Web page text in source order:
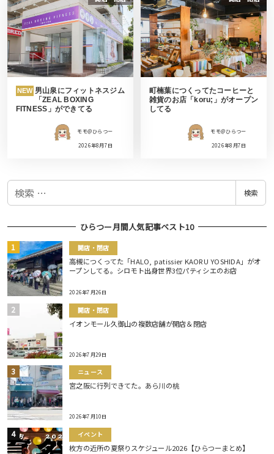
NEW 男山泉にフィットネスジム
「ZEAL BOXING
FITNESS」ができてる
モモ＠ひらつー
2026年8月7日
町楠葉につくってたコーヒーと
雑貨のお店「koru;」がオープン
してる
モモ＠ひらつー
2026年8月7日
検
検索
ひらつー月間人気記事ベスト10
開店・閉店
高槻につくってた「HALO, patissier KAORU YOSHIDA」がオ
ープンしてる。シロモト出身世界3位パティシエのお店
2026年7月26日
開店・閉店
イオンモール久御山の複数店舗が開店＆閉店
2026年7月29日
ニュース
宮之阪に行列できてた。あら川の桃
2026年7月10日
イベント
枚方の近所の夏祭りスケジュール2026【ひらつーまとめ】